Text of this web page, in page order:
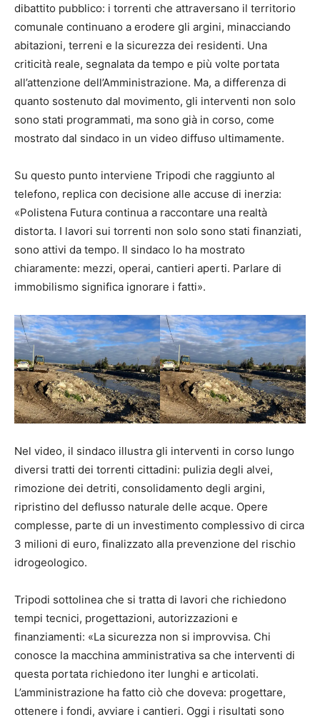
dibattito pubblico: i torrenti che attraversano il territorio
comunale continuano a erodere gli argini, minacciando
abitazioni, terreni e la sicurezza dei residenti. Una
criticità reale, segnalata da tempo e più volte portata
all’attenzione dell’Amministrazione. Ma, a differenza di
quanto sostenuto dal movimento, gli interventi non solo
sono stati programmati, ma sono già in corso, come
mostrato dal sindaco in un video diffuso ultimamente.
Su questo punto interviene Tripodi che raggiunto al
telefono, replica con decisione alle accuse di inerzia:
«Polistena Futura continua a raccontare una realtà
distorta. I lavori sui torrenti non solo sono stati finanziati,
sono attivi da tempo. Il sindaco lo ha mostrato
chiaramente: mezzi, operai, cantieri aperti. Parlare di
immobilismo significa ignorare i fatti».
Nel video, il sindaco illustra gli interventi in corso lungo
diversi tratti dei torrenti cittadini: pulizia degli alvei,
rimozione dei detriti, consolidamento degli argini,
ripristino del deflusso naturale delle acque. Opere
complesse, parte di un investimento complessivo di circa
3 milioni di euro, finalizzato alla prevenzione del rischio
idrogeologico.
Tripodi sottolinea che si tratta di lavori che richiedono
tempi tecnici, progettazioni, autorizzazioni e
finanziamenti: «La sicurezza non si improvvisa. Chi
conosce la macchina amministrativa sa che interventi di
questa portata richiedono iter lunghi e articolati.
L’amministrazione ha fatto ciò che doveva: progettare,
ottenere i fondi, avviare i cantieri. Oggi i risultati sono